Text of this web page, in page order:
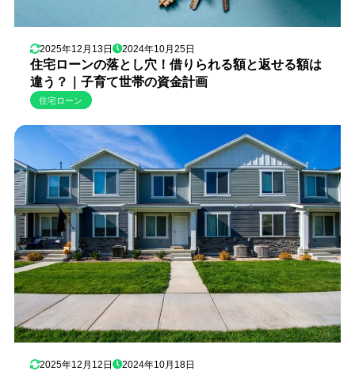
2025年12月13日 2024年10月25日
住宅ローンの落とし穴！借りられる額と返せる額は
違う？｜子育て世帯の資金計画
住宅ローン
2025年12月12日 2024年10月18日